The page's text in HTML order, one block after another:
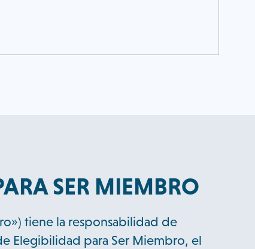
SER MIEMBRO
tiene la responsabilidad de
Elegibilidad para Ser Miembro, el